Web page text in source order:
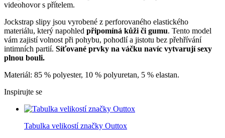
videohovor s přítelem.
Jockstrap slipy jsou vyrobené z perforovaného elastického
materiálu, který napohled připomíná kůži či gumu. Tento model
vám zajistí volnost při pohybu, pohodlí a jistotu bez přehřívání
intimních partií. Síťované prvky na váčku navíc vytvarují sexy
plnou bouli.
Materiál: 85 % polyester, 10 % polyuretan, 5 % elastan.
Inspirujte se
Tabulka velikostí značky Outtox